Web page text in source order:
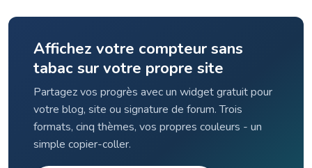
Affichez votre compteur sans
tabac sur votre propre site
Partagez vos progrès avec un widget gratuit pour
votre blog, site ou signature de forum. Trois
formats, cinq thèmes, vos propres couleurs - un
simple copier-coller.